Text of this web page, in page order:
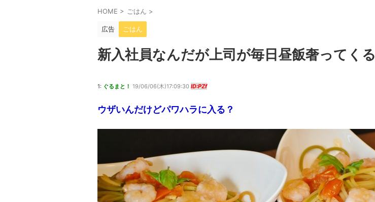
HOME > ごはん >
広告 ごはん
新入社員なんだが上司が毎日昼飯奢ってくる
1: ぐるまと！ 19/06/06(木)17:09:30 ID:PZf
ウザいんだけどパワハラに入る？